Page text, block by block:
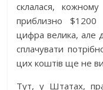
склалася,
приблизно $1200
цифра велика, але
сплачувати
цих коштів ще не
Тут, у Штатах,